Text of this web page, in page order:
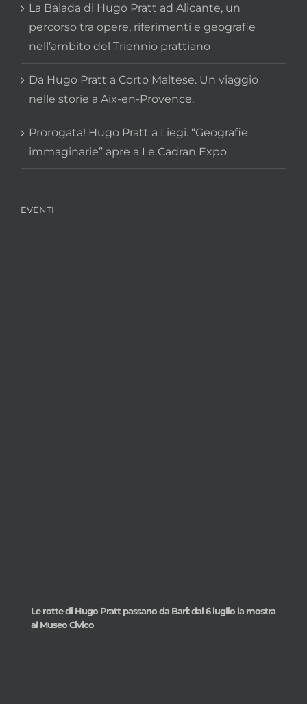
La Balada di Hugo Pratt ad Alicante, un
percorso tra opere, riferimenti e geografie
nell’ambito del Triennio prattiano
Da Hugo Pratt a Corto Maltese. Un viaggio
nelle storie a Aix-en-Provence.
Prorogata! Hugo Pratt a Liegi. “Geografie
immaginarie” apre a Le Cadran Expo
EVENTI
Le rotte di Hugo Pratt passano da Bari: dal 6 luglio la mostra
al Museo Civico